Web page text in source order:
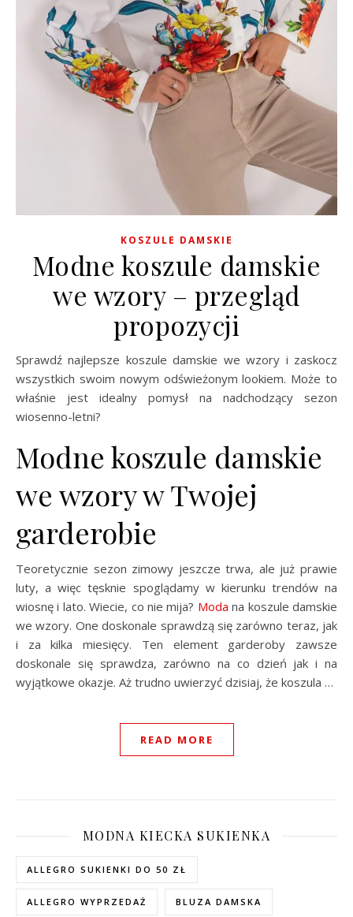
KOSZULE DAMSKIE
Modne koszule damskie
we wzory – przegląd
propozycji
Sprawdź najlepsze koszule damskie we wzory i zaskocz
wszystkich swoim nowym odświeżonym lookiem. Może to
właśnie jest idealny pomysł na nadchodzący sezon
wiosenno-letni?
Modne koszule damskie
we wzory w Twojej
garderobie
Teoretycznie sezon zimowy jeszcze trwa, ale już prawie
luty, a więc tęsknie spoglądamy w kierunku trendów na
wiosnę i lato. Wiecie, co nie mija? Moda na koszule damskie
we wzory. One doskonale sprawdzą się zarówno teraz, jak
i za kilka miesięcy. Ten element garderoby zawsze
doskonale się sprawdza, zarówno na co dzień jak i na
wyjątkowe okazje. Aż trudno uwierzyć dzisiaj, że koszula …
READ MORE
MODNA KIECKA SUKIENKA
ALLEGRO SUKIENKI DO 50 ZŁ
ALLEGRO WYPRZEDAŻ BLUZA DAMSKA